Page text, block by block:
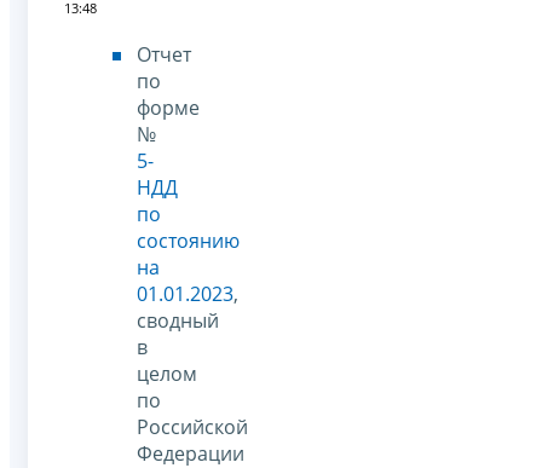
13:48
Отчет
по
форме
№
5-
НДД
по
состоянию
на
01.01.2023,
сводный
в
целом
по
Российской
Федерации